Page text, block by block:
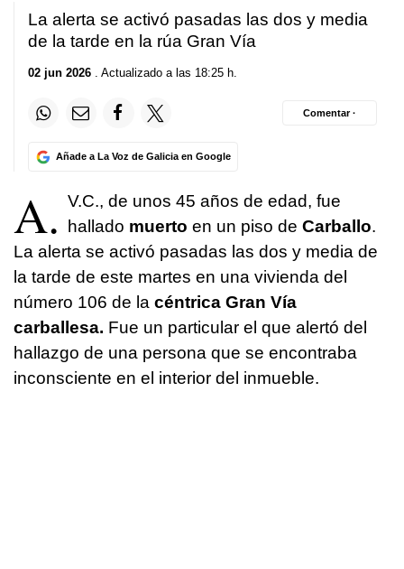
La alerta se activó pasadas las dos y media
de la tarde en la rúa Gran Vía
02 jun 2026 . Actualizado a las 18:25 h.
Añade a La Voz de Galicia en Google
Comentar ·
A. V.C., de unos 45 años de edad, fue
hallado muerto en un piso de Carballo.
La alerta se activó pasadas las dos y media de
la tarde de este martes en una vivienda del
número 106 de la céntrica Gran Vía
carballesa. Fue un particular el que alertó del
hallazgo de una persona que se encontraba
inconsciente en el interior del inmueble.